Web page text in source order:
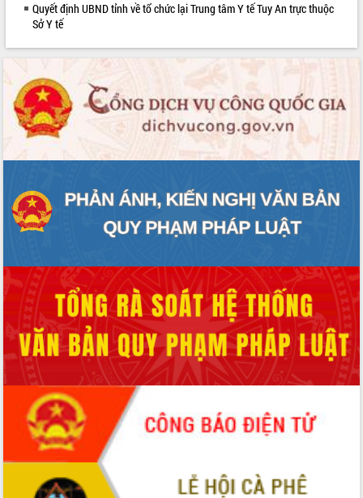
phát triển mới
mặt Đoàn chuyên gia y tế TP. Hồ Chí
Lễ truy điệu và an táng hài cốt liệt sĩ
tại Nghĩa trang Liệt sĩ xã Sơn Hòa
Bàn giải pháp tháo gỡ khó khăn trong
xuất khẩu sầu riêng và triển khai quy
định EUDR
trường Nguyễn Hoàng Hiệp khảo sát
vùng trồng và doanh nghiệp đóng gói
sầu riêng tại Đắk Lắk
món ăn từ sầu riêng
Đắk Lắk công bố Quy hoạch và xúc
tiến đầu tư tỉnh
Ngành cá ngừ Đắk Lắk chủ động thích
ứng để giữ vững thị trường xuất khẩu
Diễn đàn Kinh tế tư nhân Việt Nam đột
phá cơ chế - Hợp tác công tư
Đề án 06 tạo bước ngoặt đột phá trong
cải cách hành chính tỉnh Đắk Lắk
Kết nối tour, đẩy mạnh chuyển đổi số
để phát triển du lịch Đắk Lắk
Khởi động Dự án Đầu tư xây dựng hạ
tầng kỹ thuật Cụm công nghiệp Tân
Quyết định UBND tỉnh về tổ chức lại Trung tâm Y tế Tuy An trực thuộc
Sở Y tế